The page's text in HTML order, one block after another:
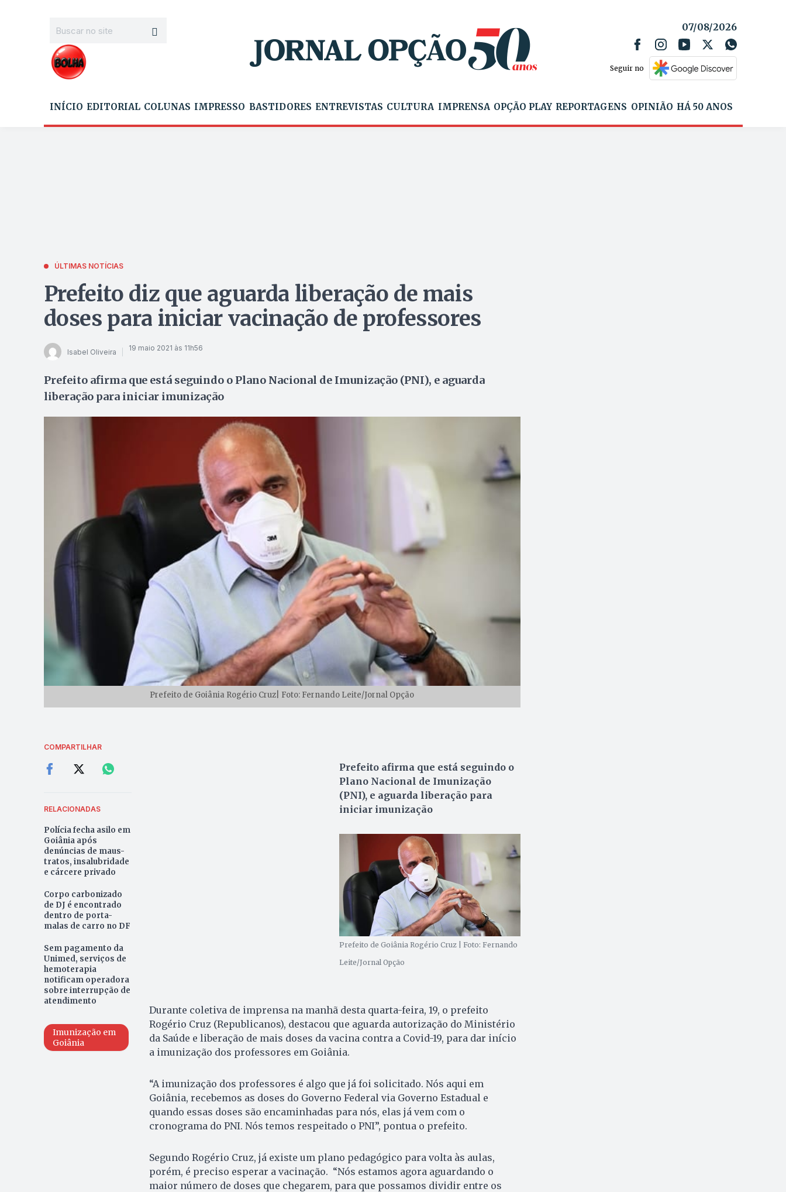
07/08/2026
Seguir no
INÍCIO EDITORIAL COLUNAS IMPRESSO BASTIDORES ENTREVISTAS CULTURA IMPRENSA OPÇÃO PLAY REPORTAGENS OPINIÃO HÁ 50 ANOS
ÚLTIMAS NOTÍCIAS
Prefeito diz que aguarda liberação de mais
doses para iniciar vacinação de professores
Isabel Oliveira 19 maio 2021 às 11h56
Prefeito afirma que está seguindo o Plano Nacional de Imunização (PNI), e aguarda
liberação para iniciar imunização
Prefeito de Goiânia Rogério Cruz| Foto: Fernando Leite/Jornal Opção
COMPARTILHAR
RELACIONADAS
Polícia fecha asilo em
Goiânia após
denúncias de maus-
tratos, insalubridade
e cárcere privado
Corpo carbonizado
de DJ é encontrado
dentro de porta-
malas de carro no DF
Sem pagamento da
Unimed, serviços de
hemoterapia
notificam operadora
sobre interrupção de
atendimento
Imunização em
Goiânia
Prefeito afirma que está seguindo o
Plano Nacional de Imunização
(PNI), e aguarda liberação para
iniciar imunização
Prefeito de Goiânia Rogério Cruz | Foto: Fernando
Leite/Jornal Opção
Durante coletiva de imprensa na manhã desta quarta-feira, 19, o prefeito
Rogério Cruz (Republicanos), destacou que aguarda autorização do Ministério
da Saúde e liberação de mais doses da vacina contra a Covid-19, para dar início
a imunização dos professores em Goiânia.
“A imunização dos professores é algo que já foi solicitado. Nós aqui em
Goiânia, recebemos as doses do Governo Federal via Governo Estadual e
quando essas doses são encaminhadas para nós, elas já vem com o
cronograma do PNI. Nós temos respeitado o PNI”, pontua o prefeito.
Segundo Rogério Cruz, já existe um plano pedagógico para volta às aulas,
porém, é preciso esperar a vacinação. “Nós estamos agora aguardando o
maior número de doses que chegarem, para que possamos dividir entre os